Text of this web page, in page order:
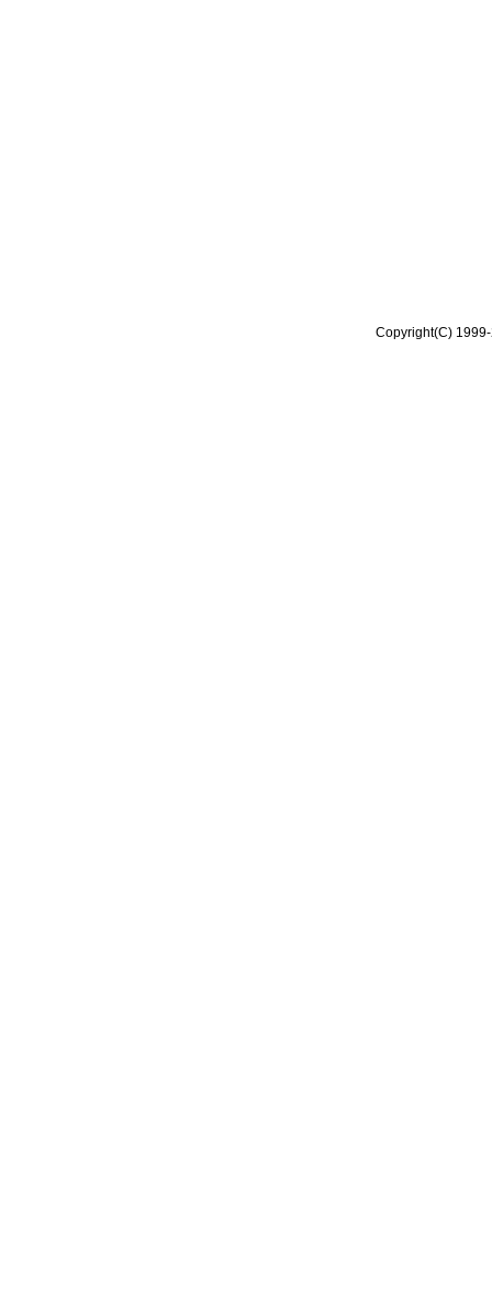
Copyright(C)